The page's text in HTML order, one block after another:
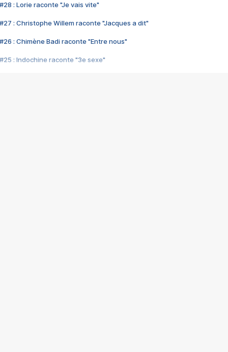
#28 : Lorie raconte "Je vais vite"
#27 : Christophe Willem raconte "Jacques a dit"
#26 : Chimène Badi raconte "Entre nous"
#25 : Indochine raconte "3e sexe"